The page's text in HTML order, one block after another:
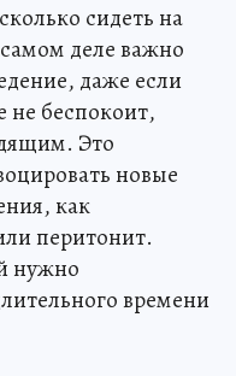
сидеть на
деле важно
даже если
не беспокоит,
Это
новые
как
перитонит.
нужно
времени